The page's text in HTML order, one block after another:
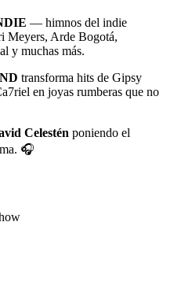
— himnos del indie
Meyers, Arde Bogotá,
y muchas más.
transforma hits de Gipsy
en joyas rumberas que no
Celestén poniendo el
🎧